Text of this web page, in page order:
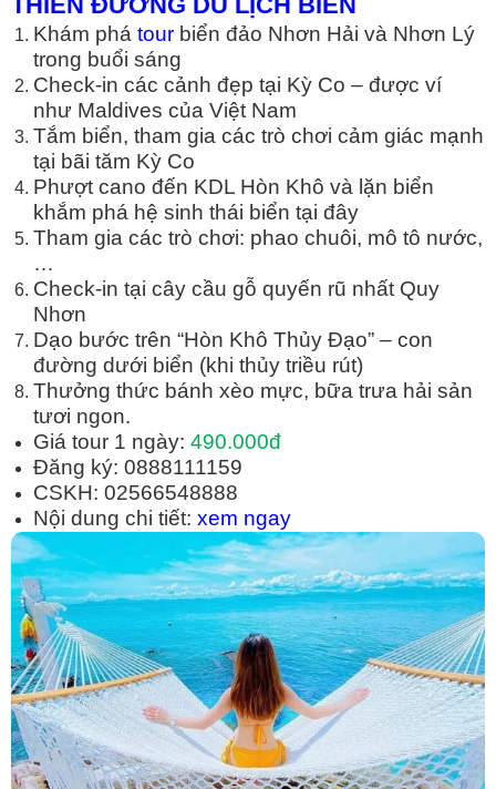
Khám phá tour biển đảo Nhơn Hải và Nhơn Lý
trong buổi sáng
Check-in các cảnh đẹp tại Kỳ Co – được ví
như Maldives của Việt Nam
Tắm biển, tham gia các trò chơi cảm giác mạnh
tại bãi tăm Kỳ Co
Phượt cano đến KDL Hòn Khô và lặn biển
khắm phá hệ sinh thái biển tại đây
Tham gia các trò chơi: phao chuôi, mô tô nước,
…
Check-in tại cây cầu gỗ quyến rũ nhất Quy
Nhơn
Dạo bước trên “Hòn Khô Thủy Đạo” – con
đường dưới biển (khi thủy triều rút)
Thưởng thức bánh xèo mực, bữa trưa hải sản
tươi ngon.
Giá tour 1 ngày: 490.000đ
Đăng ký: 0888111159
CSKH: 02566548888
Nội dung chi tiết: xem ngay